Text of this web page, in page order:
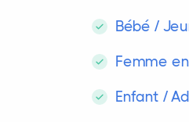
Bébé /
Femme
Enfant /